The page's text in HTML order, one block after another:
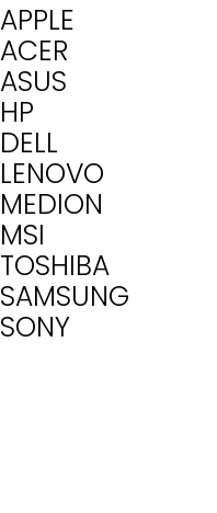
APPLE
ACER
ASUS
HP
DELL
LENOVO
MEDION
MSI
TOSHIBA
SAMSUNG
SONY